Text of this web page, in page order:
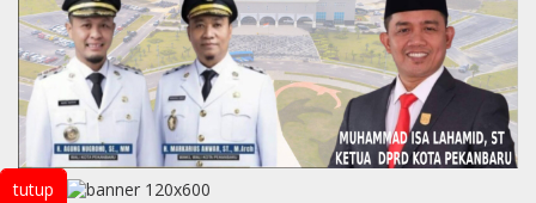
tutup